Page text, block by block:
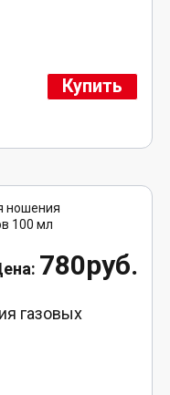
Купить
780руб.
газовых